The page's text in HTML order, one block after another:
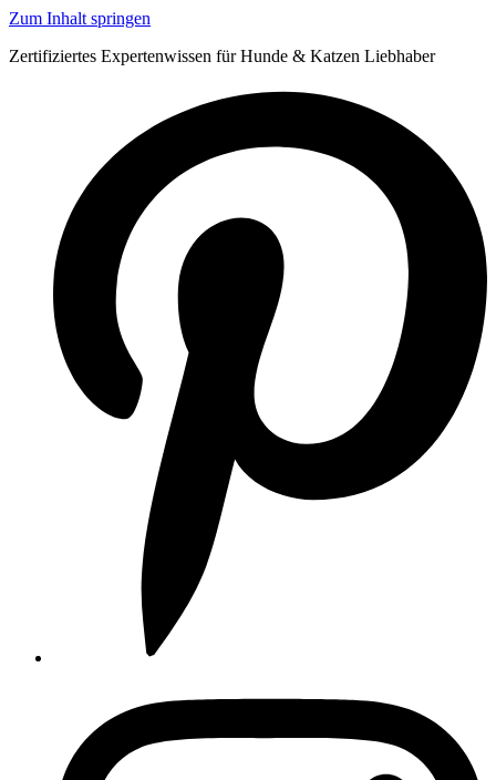
Zum Inhalt springen
Zertifiziertes Expertenwissen für Hunde & Katzen Liebhaber